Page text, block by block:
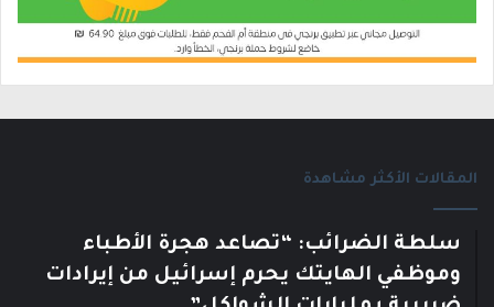
المقالات الأكثر مشاهدة
سلطة الضرائب: “تصاعد هجرة الأطباء
وموظفي الهايتك يحرم إسرائيل من إيرادات